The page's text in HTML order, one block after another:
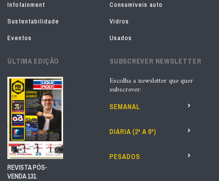
Infotainment
Consumíveis auto
Sustentabilidade
Vidros
Eventos
Usados
ÚLTIMA EDIÇÃO
REVISTA PÓS-
VENDA 131
SUBSCREVER NEWSLETTER
Escolha a newsletter que quer
subscrever:
SEMANAL
DIÁRIA (2ª A 6ª)
PESADOS